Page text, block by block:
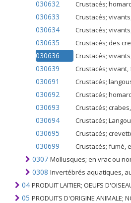
030632 Crustacés; homards (Homarus
030633 Crustacés; vivants, frais ou
030634 Crustacés; vivants, frais ou réfrigérés,
030635 Crustacés; des crevettes et des crevettes d'eau froide
030636 Crustacés; vivants, frais ou réfrigérés,
030639 Crustacés; vivant, frais ou réfrigéré, n.c.a. dans l'article no. 0306.3,
030691 Crustacés; langoustes et autres écrevisses de mer (Palinurus spp., Panulirus
030692 Crustacés; homards (Homarus spp.), fumés, cuits
030693 Crustacés; crabes, fumés, cuits ou non,
030694 Crustacés; Langoustines (Nephrops norvegicus), fumées,
030695 Crustacés; crevettes, fumées, cuites ou non,
030699 Crustacés; fumé, entier, cuit ou non, n.c.a. dans l'article no. 0306.9,
0307 Mollusques; en vrac ou non, vivants, frais, réfrigérés, congelés, séchés, salés ou en saumure; mollusques fumés, décortiqués ou
0308 Invertébrés aquatiques, autres que les crustacés et les mollusques; vivants, frais, réfrigérés, congelés, séchés, salés ou en
04 PRODUIT LAITIER; OEUFS D'OISEAUX; MIEL NATUREL; PRODUITS COMESTIBLES
05 PRODUITS D'ORIGINE ANIMALE; NON